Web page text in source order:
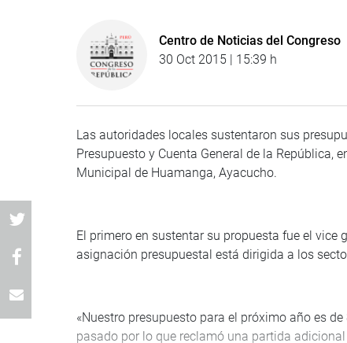
Centro de Noticias del Congreso
30 Oct 2015 | 15:39 h
Las autoridades locales sustentaron sus
Presupuesto y Cuenta General de la República,
Municipal de Huamanga, Ayacucho.
El primero en sustentar su propuesta fue el vice
asignación presupuestal está dirigida a los
«Nuestro presupuesto para el próximo año es
pasado por lo que reclamó una partida